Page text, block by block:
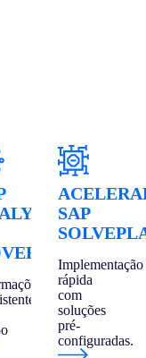
SAP
Implementação
rápida
com
soluções
pré-
configuradas.